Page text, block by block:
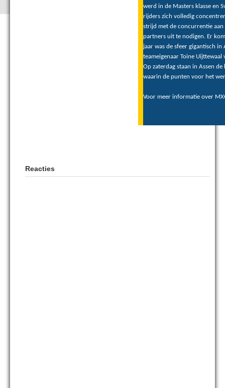
werd in de Masters klasse en
rijders zich volledig
strijd met de concurrentie aan
partners uit te nodigen. Er
jaar was de sfeer gigantisch in
teameigenaar Toine
Op zaterdag staan in Assen
waarin de punten voor het
Voor meer informatie over
Reacties